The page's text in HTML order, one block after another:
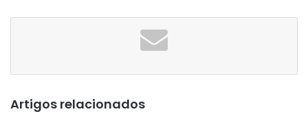
Artigos relacionados